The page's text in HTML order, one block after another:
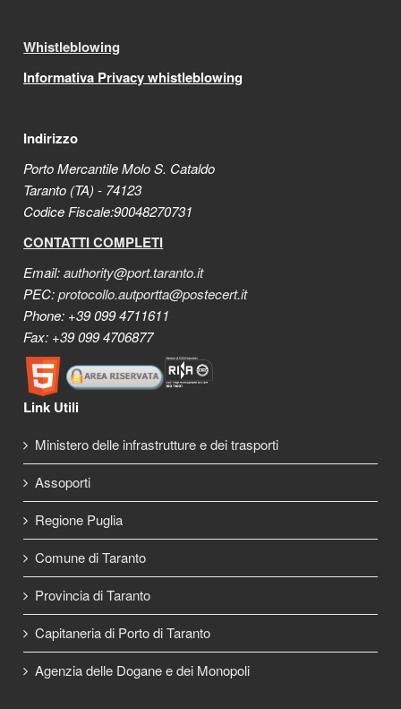
Whistleblowing
Informativa Privacy whistleblowing
Indirizzo
Porto Mercantile Molo S. Cataldo
Taranto (TA) - 74123
Codice Fiscale:90048270731
CONTATTI COMPLETI
Email:authority@port.taranto.it
PEC:protocollo.autportta@postecert.it
Phone: +39 099 4711611
Fax: +39 099 4706877
Link Utili
Ministero delle infrastrutture e dei trasporti
Assoporti
Regione Puglia
Comune di Taranto
Provincia di Taranto
Capitaneria di Porto di Taranto
Agenzia delle Dogane e dei Monopoli